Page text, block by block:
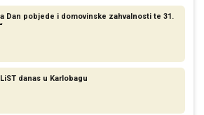
Dan pobjede i domovinske zahvalnosti te 31.
danas u Karlobagu